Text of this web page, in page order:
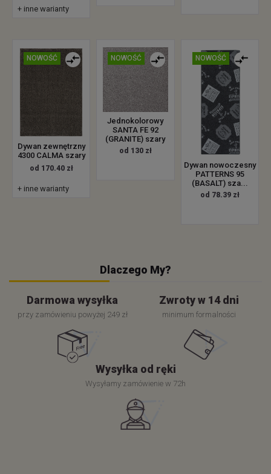
+ inne warianty
NOWOŚĆ
Dywan zewnętrzny
4300 CALMA szary
od 170.40 zł
+ inne warianty
NOWOŚĆ
Jednokolorowy
SANTA FE 92
(GRANITE) szary
od 130 zł
NOWOŚĆ
Dywan nowoczesny
PATTERNS 95
(BASALT) sza...
od 78.39 zł
Dlaczego My?
Darmowa wysyłka
przy zamówieniu powyżej 249 zł
Zwroty w 14 dni
minimum formalności
Wysyłka od ręki
Wysyłamy zamówienie w 72h